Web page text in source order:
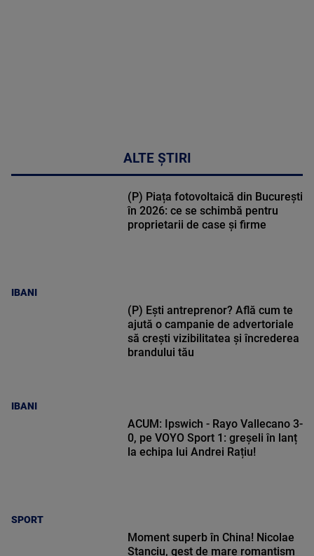
ALTE ȘTIRI
IBANI
(P) Piața fotovoltaică din București
în 2026: ce se schimbă pentru
proprietarii de case și firme
IBANI
(P) Ești antreprenor? Află cum te
ajută o campanie de advertoriale
să crești vizibilitatea și încrederea
brandului tău
SPORT
ACUM: Ipswich - Rayo Vallecano 3-
0, pe VOYO Sport 1: greșeli în lanț
la echipa lui Andrei Rațiu!
Moment superb în China! Nicolae
Stanciu, gest de mare romantism